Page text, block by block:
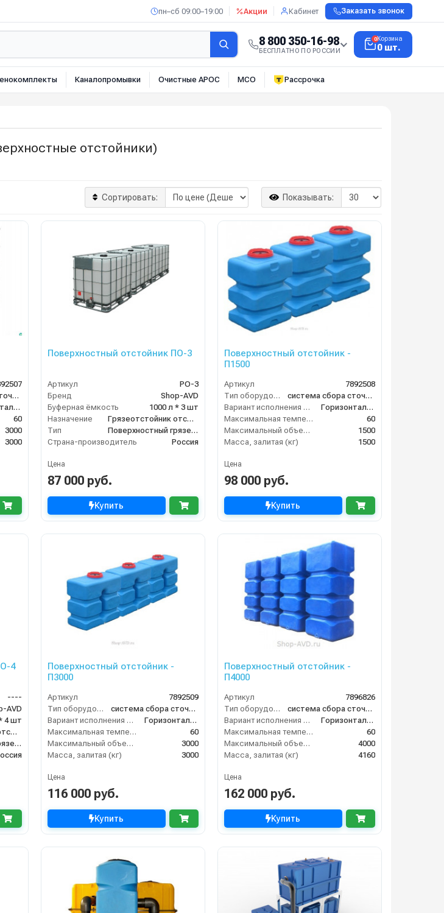
пн–сб 09:00–19:00 Акции Кабинет Заказать звонок
8 800 350-16-98
БЕСПЛАТНО ПО РОССИИ
0Корзина
0 шт.
Каналопромывки Очистные АРОС МСО Рассрочка
отстойники)
Сортировать: Показывать:
система сбора сточных вод
Горизонтальное
60
3000
3000
Поверхностный отстойник ПО-3
Артикул
PO-3
Бренд
Shop-AVD
Буферная ёмкость
1000 л * 3 шт
Назначение
Грязеотстойник отстойник для автомойки
Тип
Поверхностный грязеотстойник отстойник
Страна-производитель
Россия
Цена
87 000 руб.
Купить
Поверхностный отстойник -
П1500
Артикул
7892508
Тип оборудования
система сбора сточных вод
Вариант исполнения сооружения
Горизонтальное
Максимальная температура жидкости (°C)
60
Максимальный объем (л)
1500
Масса, залитая (кг)
1500
Цена
98 000 руб.
Купить
4
----
AVD
4 шт
Грязеотстойник отстойник для автомойки
Поверхностный грязеотстойник отстойник
Поверхностный отстойник -
П3000
Артикул
7892509
Тип оборудования
система сбора сточных вод
Вариант исполнения сооружения
Горизонтальное
Максимальная температура жидкости (°C)
60
Максимальный объем (л)
3000
Масса, залитая (кг)
3000
Цена
116 000 руб.
Купить
Поверхностный отстойник -
П4000
Артикул
7896826
Тип оборудования
система сбора сточных вод
Вариант исполнения сооружения
Горизонтальное
Максимальная температура жидкости (°C)
60
Максимальный объем (л)
4000
Масса, залитая (кг)
4160
Цена
162 000 руб.
Купить